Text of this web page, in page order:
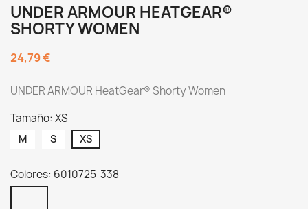
UNDER ARMOUR HEATGEAR®
SHORTY WOMEN
24,79 €
UNDER ARMOUR HeatGear® Shorty Women
Tamaño: XS
M S XS
Colores: 6010725-338